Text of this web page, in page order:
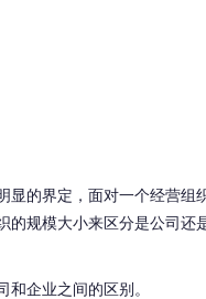
的界定，面对一个经营组
规模大小来区分是公司还
企业之间的区别。